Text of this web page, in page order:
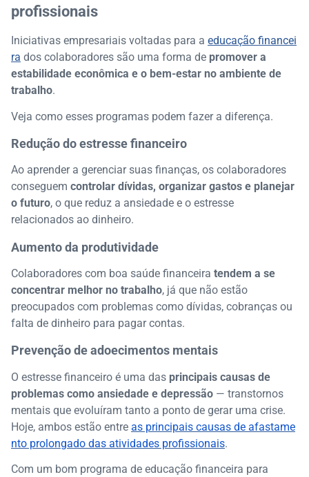
profissionais
Iniciativas empresariais voltadas para a educação financei
ra dos colaboradores são uma forma de promover a
estabilidade econômica e o bem-estar no ambiente de
trabalho.
Veja como esses programas podem fazer a diferença.
Redução do estresse financeiro
Ao aprender a gerenciar suas finanças, os colaboradores
conseguem controlar dívidas, organizar gastos e planejar
o futuro, o que reduz a ansiedade e o estresse
relacionados ao dinheiro.
Aumento da produtividade
Colaboradores com boa saúde financeira tendem a se
concentrar melhor no trabalho, já que não estão
preocupados com problemas como dívidas, cobranças ou
falta de dinheiro para pagar contas.
Prevenção de adoecimentos mentais
O estresse financeiro é uma das principais causas de
problemas como ansiedade e depressão — transtornos
mentais que evoluíram tanto a ponto de gerar uma crise.
Hoje, ambos estão entre as principais causas de afastame
nto prolongado das atividades profissionais.
Com um bom programa de educação financeira para